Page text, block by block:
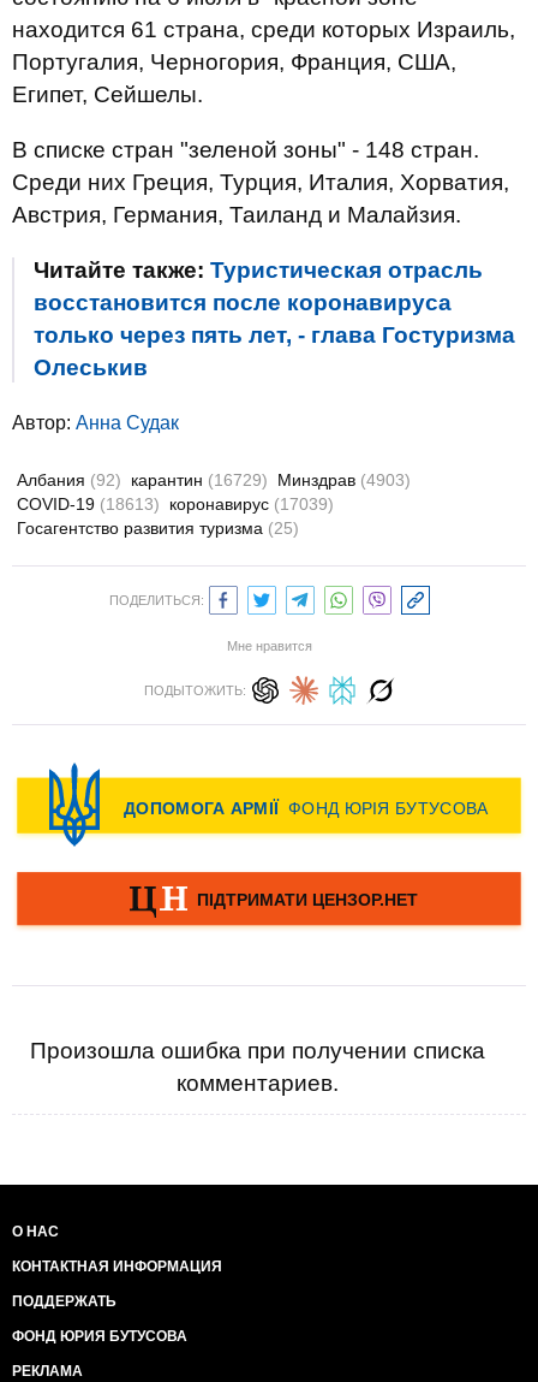
находится 61 страна, среди которых Израиль,
Португалия, Черногория, Франция, США,
Египет, Сейшелы.
В списке стран "зеленой зоны" - 148 стран.
Среди них Греция, Турция, Италия, Хорватия,
Австрия, Германия, Таиланд и Малайзия.
Читайте также: Туристическая отрасль
восстановится после коронавируса
только через пять лет, - глава Гостуризма
Олеськив
Автор: Анна Судак
Албания (92) карантин (16729) Минздрав (4903)
COVID-19 (18613) коронавирус (17039)
Госагентство развития туризма (25)
ПОДЕЛИТЬСЯ:
Мне нравится
ПОДЫТОЖИТЬ:
Произошла ошибка при получении списка
комментариев.
О НАС
КОНТАКТНАЯ ИНФОРМАЦИЯ
ПОДДЕРЖАТЬ
ФОНД ЮРИЯ БУТУСОВА
РЕКЛАМА